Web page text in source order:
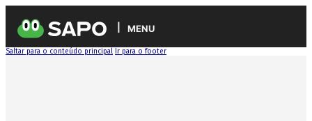
MENU
Saltar para o conteúdo principal Ir para o footer